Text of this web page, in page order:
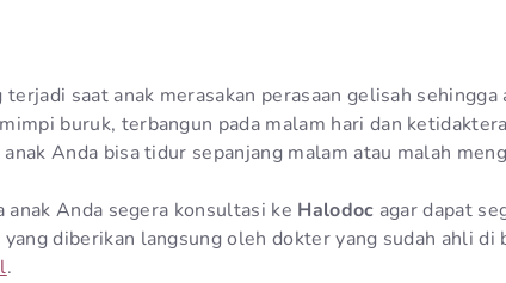
saat anak merasakan perasaan gelisah sehingga
buruk, terbangun pada malam hari dan
Anda bisa tidur sepanjang malam atau malah
anak Anda segera konsultasi ke Halodoc agar dapat
diberikan langsung oleh dokter yang sudah ahli di
.